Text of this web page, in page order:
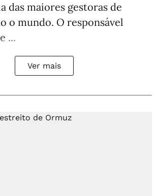
das maiores gestoras de
o mundo. O responsável
...
Ver mais